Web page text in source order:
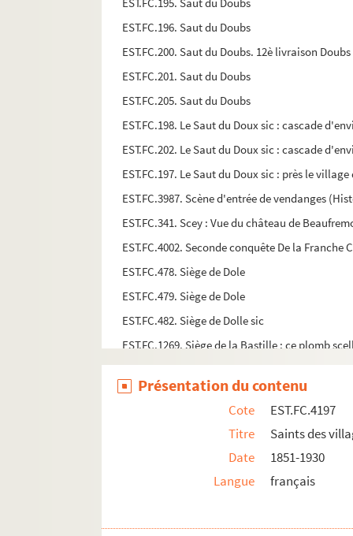
EST.FC.196. Saut du Doubs
EST.FC.200. Saut du Doubs. 12è livraison Doubs
EST.FC.201. Saut du Doubs
EST.FC.205. Saut du Doubs
EST.FC.198. Le Saut du Doux sic : cascade
EST.FC.202. Le Saut du Doux sic : cascade
EST.FC.197. Le Saut du Doux sic : près le
EST.FC.3987. Scène d'entrée de vendanges
EST.FC.341. Scey : Vue du château de
EST.FC.4002. Seconde conquête De la Franche
EST.FC.478. Siège de Dole
EST.FC.479. Siège de Dole
EST.FC.482. Siège de Dolle sic
EST.FC.1269. Siège de la Bastille : ce plomb
EST.FC.506. Le siège de la ville de Dole
EST.FC.507. Le siège de la ville de Dole
EST.FC.4080. Société Anonyme pour la
EST.FC.M.69. Société des amis des Beaux-Arts
EST.FC.M.70. Société des amis des Beaux-Arts
EST.FC.4034. Société philharmonique 1836
Présentation du contenu
Cote
EST.FC.4197
Titre
Saints des
Date
1851-1930
Langue
français